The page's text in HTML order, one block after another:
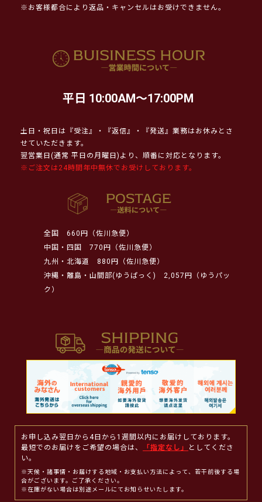
※お客様都合により返品・キャンセルはお受けできません。
平日 10:00AM～17:00PM
土日・祝日は『受注』・『返信』・『発送』業務はお休みとさ
せていただきます。
翌営業日(通常 平日の月曜日)より、順番に対応となります。
※ご注文は24時間年中無休でお受けしております。
全国
660円（佐川急便）
中国・四国
770円（佐川急便）
九州・北海道
880円（佐川急便）
沖縄・離島・山間部(ゆうぱっく)
2,057円（ゆうパッ
ク）
お申し込み翌日から4日から1週間以内にお届けしております。
最短でのお届けをご希望の場合は、
「指定なし」
としてくださ
い。
※天候・諸事情・お届けする地域・お支払い方法によって、若干前後する場
合がございます。ご了承ください。
※在庫がない場合は別途メールにてお知らせいたします。